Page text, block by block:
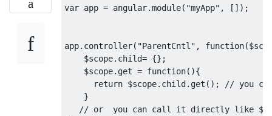
var app = angular.module( "myApp" , []);
app. controller( "ParentCntl" , function(
    $scope
. child= {};
    $scope
. get = function(){
return $scope. child. get ();
// you
}
// or  you can call it directly like